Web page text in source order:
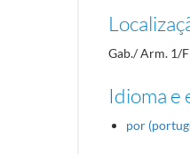
Gab./ Arm. 1/
Idioma e
por